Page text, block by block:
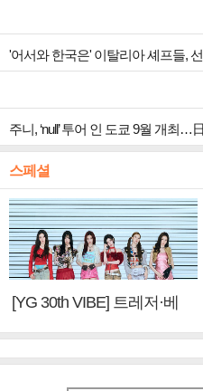
'어서와 한국은' 이탈리아 셰프들,
주니, ‘null’ 투어 인 도쿄 9월 개최…
스페셜
[YG 30th VIBE] 트레저·베